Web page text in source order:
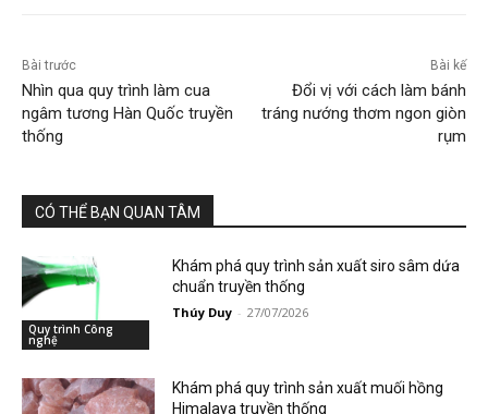
Bài trước
Nhìn qua quy trình làm cua
ngâm tương Hàn Quốc truyền
thống
Bài kế
Đổi vị với cách làm bánh
tráng nướng thơm ngon giòn
rụm
CÓ THỂ BẠN QUAN TÂM
Quy trình Công
nghệ
Khám phá quy trình sản xuất siro sâm dứa
chuẩn truyền thống
Thúy Duy - 27/07/2026
Khám phá quy trình sản xuất muối hồng
Himalaya truyền thống